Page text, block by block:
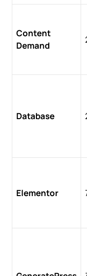
Content
Demand
Database
Elementor